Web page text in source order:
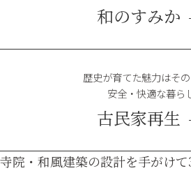
和のすみか
歴史が育てた魅力はその
安全・快適な暮ら
古民家再生
寺院・和風建築の設計を手がけて